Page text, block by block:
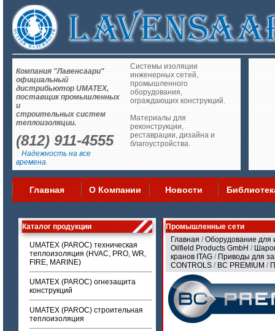
Компания "Лавенсаари"
официальный
дистрибьютор UMATEX,
поставщик промышленных
и
строительных систем
теплоизоляции.
(812) 911-4555
Надежность на все
времена.
Системы изоляции
инженерных сетей,
промышленного
оборудования,
ограждающих конструкций.
Материалы для
реконструкции,
реставрации, дизайна и
благоустройства.
Главная О Компании Новости
Каталог продукции
UMATEX (PAROC) техническая
теплоизоляция (HVAC, PRO, WR,
FIRE, MARINE)
UMATEX (PAROC) огнезащита
конструкций
UMATEX (PAROC) строительная
теплоизоляция
Промышленные сети
Главная /Оборудование для
Oilfield Products GmbH /
кранов ITAG / Приводы для
CONTROLS / BC PREMIUM /